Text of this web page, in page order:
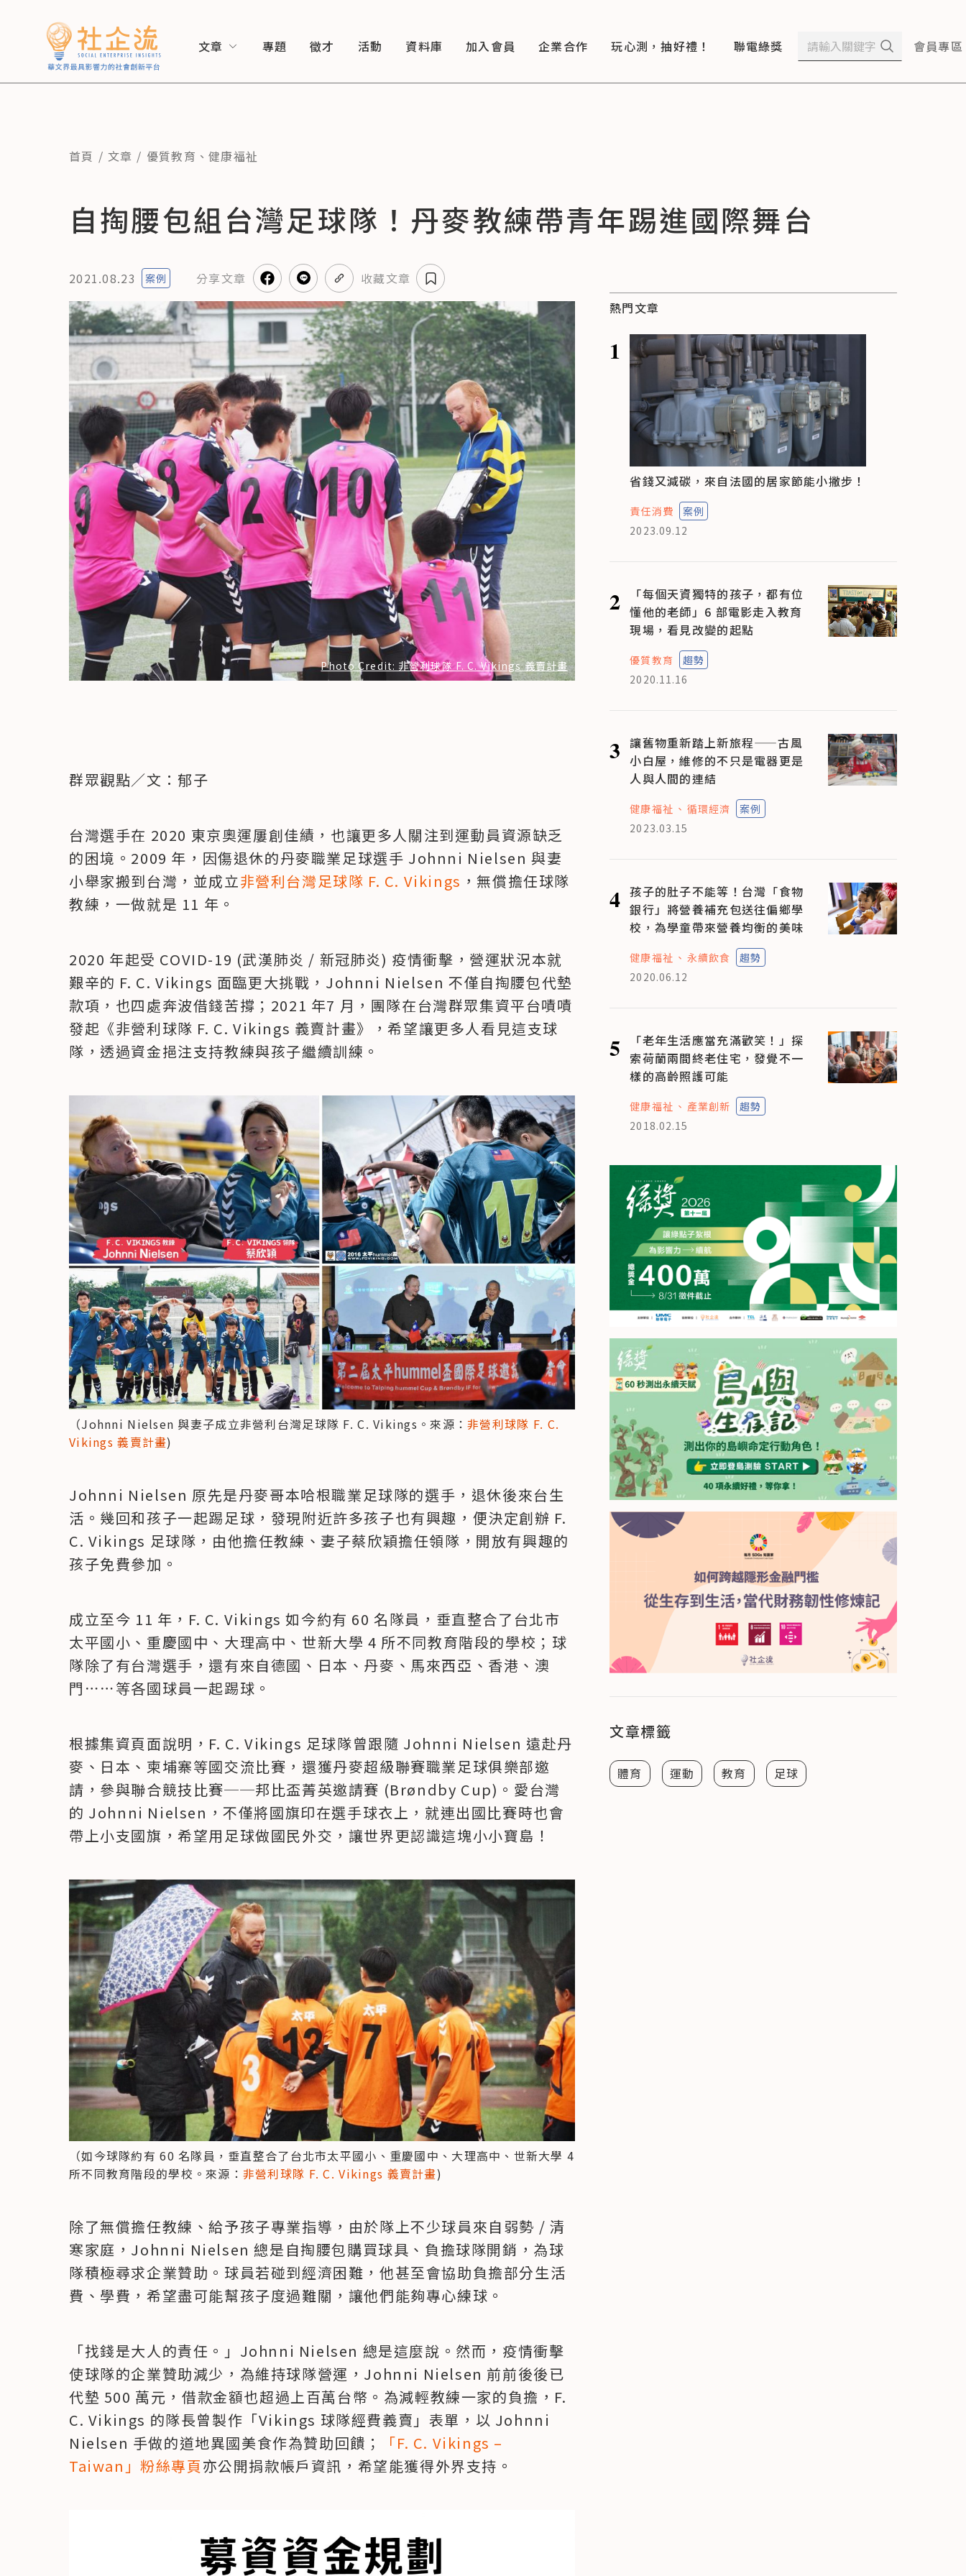
文章 專題 徵才 活動 資料庫 加入會員 企業合作 玩心測，抽好禮！ 聯電綠獎 會員專區
首頁 文章 優質教育 、健康福祉
自掏腰包組台灣足球隊！丹麥教練帶青年踢進國際舞台
2021.08.23 案例 分享文章 收藏文章
Photo Credit: 非營利球隊 F. C. Vikings 義賣計畫
群眾觀點／文：郁子
台灣選手在 2020 東京奧運屢創佳績，也讓更多人關注到運動員資源缺乏
的困境。2009 年，因傷退休的丹麥職業足球選手 Johnni Nielsen 與妻
小舉家搬到台灣，並成立非營利台灣足球隊 F. C. Vikings ，無償擔任球隊
教練，一做就是 11 年。
2020 年起受 COVID-19 (武漢肺炎 / 新冠肺炎) 疫情衝擊，營運狀況本就
艱辛的 F. C. Vikings 面臨更大挑戰，Johnni Nielsen 不僅自掏腰包代墊
款項，也四處奔波借錢苦撐；2021 年7 月，團隊在台灣群眾集資平台嘖嘖
發起《非營利球隊 F. C. Vikings 義賣計畫》，希望讓更多人看見這支球
隊，透過資金挹注支持教練與孩子繼續訓練。
（Johnni Nielsen 與妻子成立非營利台灣足球隊 F. C. Vikings。來源：非營利球隊 F. C.
Vikings 義賣計畫)
Johnni Nielsen 原先是丹麥哥本哈根職業足球隊的選手，退休後來台生
活。幾回和孩子一起踢足球，發現附近許多孩子也有興趣，便決定創辦 F.
C. Vikings 足球隊，由他擔任教練、妻子蔡欣穎擔任領隊，開放有興趣的
孩子免費參加。
成立至今 11 年，F. C. Vikings 如今約有 60 名隊員，垂直整合了台北市
太平國小、重慶國中、大理高中、世新大學 4 所不同教育階段的學校；球
隊除了有台灣選手，還有來自德國、日本、丹麥、馬來西亞、香港、澳
門⋯⋯等各國球員一起踢球。
根據集資頁面說明，F. C. Vikings 足球隊曾跟隨 Johnni Nielsen 遠赴丹
麥、日本、柬埔寨等國交流比賽，還獲丹麥超級聯賽職業足球俱樂部邀
請，參與聯合競技比賽──邦比盃菁英邀請賽 (Brøndby Cup)。愛台灣
的 Johnni Nielsen，不僅將國旗印在選手球衣上，就連出國比賽時也會
帶上小支國旗，希望用足球做國民外交，讓世界更認識這塊小小寶島！
（如今球隊約有 60 名隊員，垂直整合了台北市太平國小、重慶國中、大理高中、世新大學 4
所不同教育階段的學校。來源： 非營利球隊 F. C. Vikings 義賣計畫)
除了無償擔任教練、給予孩子專業指導，由於隊上不少球員來自弱勢 / 清
寒家庭，Johnni Nielsen 總是自掏腰包購買球具、負擔球隊開銷，為球
隊積極尋求企業贊助。球員若碰到經濟困難，他甚至會協助負擔部分生活
費、學費，希望盡可能幫孩子度過難關，讓他們能夠專心練球。
「找錢是大人的責任。」Johnni Nielsen 總是這麼說。然而，疫情衝擊
使球隊的企業贊助減少，為維持球隊營運，Johnni Nielsen 前前後後已
代墊 500 萬元，借款金額也超過上百萬台幣。為減輕教練一家的負擔，F.
C. Vikings 的隊長曾製作「Vikings 球隊經費義賣」表單，以 Johnni
Nielsen 手做的道地異國美食作為贊助回饋；
「F. C. Vikings –
Taiwan」粉絲專頁亦公開捐款帳戶資訊，希望能獲得外界支持。
熱門文章
1
省錢又減碳，來自法國的居家節能小撇步！
責任消費
案例
2023.09.12
2
「每個天資獨特的孩子，都有位
懂他的老師」6 部電影走入教育
現場，看見改變的起點
優質教育
趨勢
2020.11.16
3
讓舊物重新踏上新旅程——古風
小白屋，維修的不只是電器更是
人與人間的連結
健康福祉 循環經濟
案例
2023.03.15
4 孩子的肚子不能等！台灣「食物
銀行」將營養補充包送往偏鄉學
校，為學童帶來營養均衡的美味
健康福祉 永續飲食
趨勢
2020.06.12
5
「老年生活應當充滿歡笑！」探
索荷蘭兩間終老住宅，發覺不一
樣的高齡照護可能
健康福祉 產業創新
趨勢
2018.02.15
文章標籤
體育 運動 教育 足球